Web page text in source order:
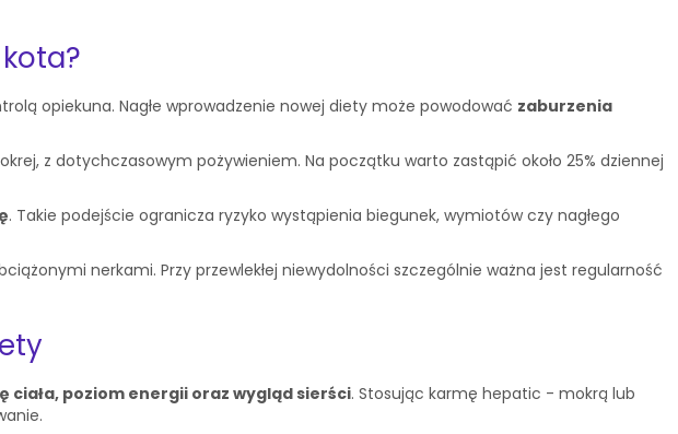
opiekuna. Nagłe wprowadzenie nowej diety może powodować zaburzenia
z dotychczasowym pożywieniem. Na początku warto zastąpić około 25% dziennej
. Takie podejście ogranicza ryzyko wystąpienia biegunek, wymiotów czy nagłego
nerkami. Przy przewlekłej niewydolności szczególnie ważna jest regularność
ciała, poziom energii oraz wygląd sierści. Stosując karmę hepatic - mokrą lub